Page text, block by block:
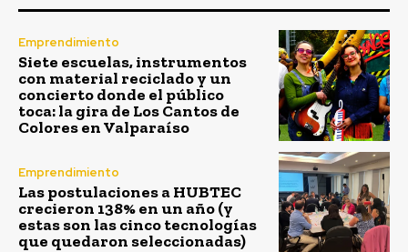
Emprendimiento
Siete escuelas, instrumentos
con material reciclado y un
concierto donde el público
toca: la gira de Los Cantos de
Colores en Valparaíso
Emprendimiento
Las postulaciones a HUBTEC
crecieron 138% en un año (y
estas son las cinco tecnologías
que quedaron seleccionadas)